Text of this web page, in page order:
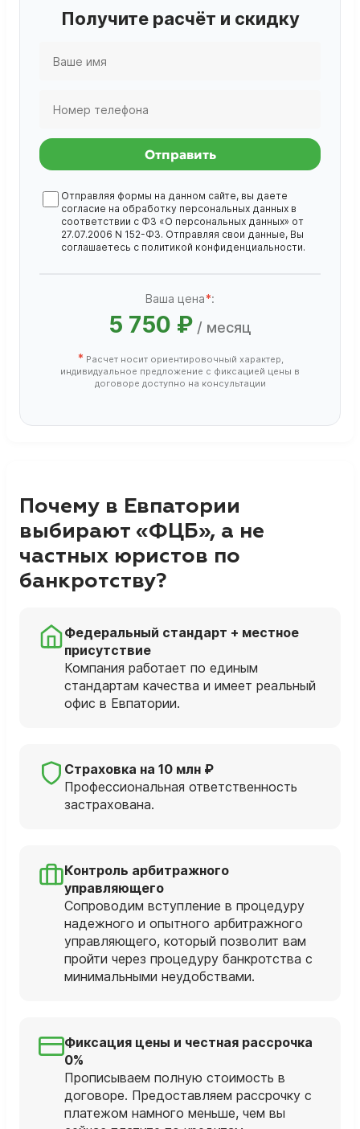
Получите расчёт и скидку
Отправить
Отправляя формы на данном сайте, вы даете
согласие на обработку персональных данных в
соответствии с ФЗ «О персональных данных» от
27.07.2006 N 152-ФЗ. Отправляя свои данные, Вы
соглашаетесь с политикой конфиденциальности.
Ваша цена*:
5 750 ₽ / месяц
* Расчет носит ориентировочный характер,
индивидуальное предложение с фиксацией цены в
договоре доступно на консультации
Почему в Евпатории
выбирают «ФЦБ», а не
частных юристов по
банкротству?
Федеральный стандарт + местное
присутствие
Компания работает по единым
стандартам качества и имеет реальный
офис в Евпатории.
Страховка на 10 млн ₽
Профессиональная ответственность
застрахована.
Контроль арбитражного
управляющего
Сопроводим вступление в процедуру
надежного и опытного арбитражного
управляющего, который позволит вам
пройти через процедуру банкротства с
минимальными неудобствами.
Фиксация цены и честная рассрочка
0%
Прописываем полную стоимость в
договоре. Предоставляем рассрочку с
платежом намного меньше, чем вы